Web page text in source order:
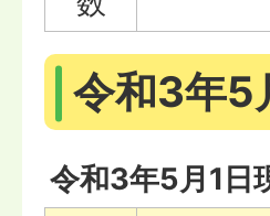
令和3年5
令和3年5月1日